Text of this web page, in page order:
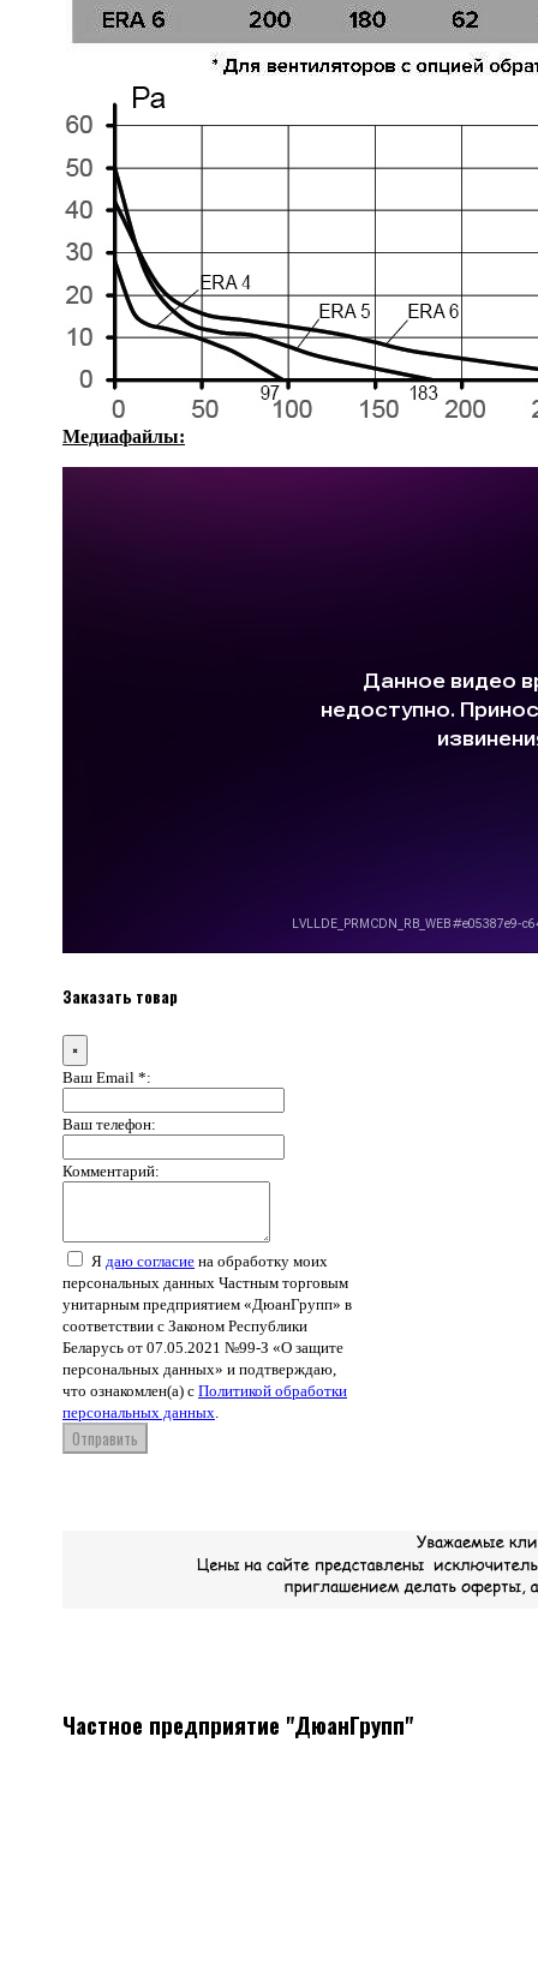
Медиафайлы:
Заказать товар
×
Ваш Email *:
Ваш телефон:
Комментарий:
Я даю согласие на обработку моих
персональных данных Частным торговым
унитарным предприятием «ДюанГрупп» в
соответствии с Законом Республики
Беларусь от 07.05.2021 №99-З «О защите
персональных данных» и подтверждаю,
что ознакомлен(а) с Политикой обработки
персональных данных.
Отправить
Частное предприятие "ДюанГрупп"